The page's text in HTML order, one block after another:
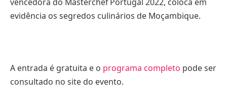
evidência os segredos culinários de Moçambique.
A entrada é gratuita e o programa completo pode ser
consultado no site do evento.